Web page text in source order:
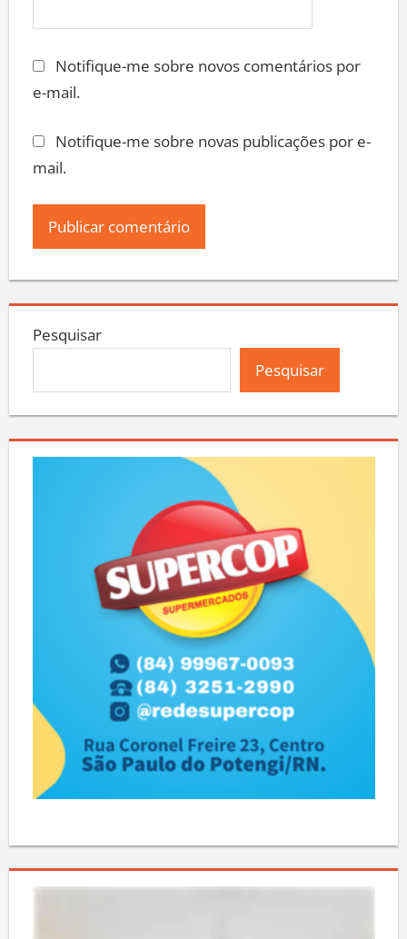
Notifique-me sobre novos comentários por
e-mail.
Notifique-me sobre novas publicações por e-
mail.
Pesquisar
Pesquisar